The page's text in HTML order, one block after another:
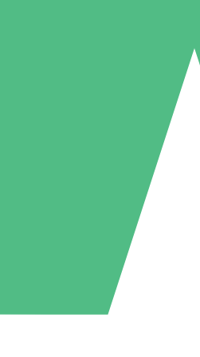
Packs de
à l'utilisation avec des crédits de
5
US$